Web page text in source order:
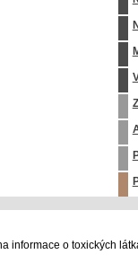
informace o toxických